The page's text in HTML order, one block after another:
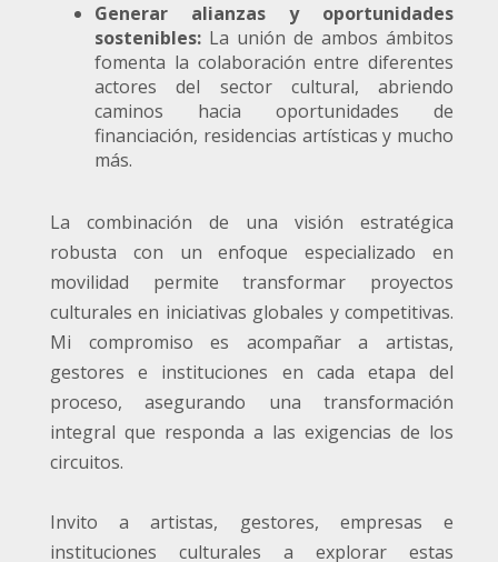
Generar alianzas y oportunidades
sostenibles: La unión de ambos ámbitos
fomenta la colaboración entre diferentes
actores del sector cultural, abriendo
caminos hacia oportunidades de
financiación, residencias artísticas y mucho
más.
La combinación de una visión estratégica
robusta con un enfoque especializado en
movilidad permite transformar proyectos
culturales en iniciativas globales y competitivas.
Mi compromiso es acompañar a artistas,
gestores e instituciones en cada etapa del
proceso, asegurando una transformación
integral que responda a las exigencias de los
circuitos.
Invito a artistas, gestores, empresas e
instituciones culturales a explorar estas